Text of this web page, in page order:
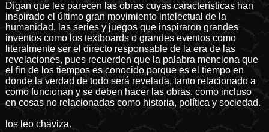
Digan que les parecen las obras cuyas características han
inspirado el último gran movimiento intelectual de la
humanidad, las series y juegos que inspiraron grandes
inventos como los textboards o grandes eventos como
literalmente ser el directo responsable de la era de las
revelaciones, pues recuerden que la palabra menciona que
el fin de los tiempos es conocido porque es el tiempo en
donde la verdad de todo será revelada, tanto relacionado a
como funcionan y se deben hacer las obras, como incluso
en cosas no relacionadas como historia, política y sociedad.
los leo chaviza.